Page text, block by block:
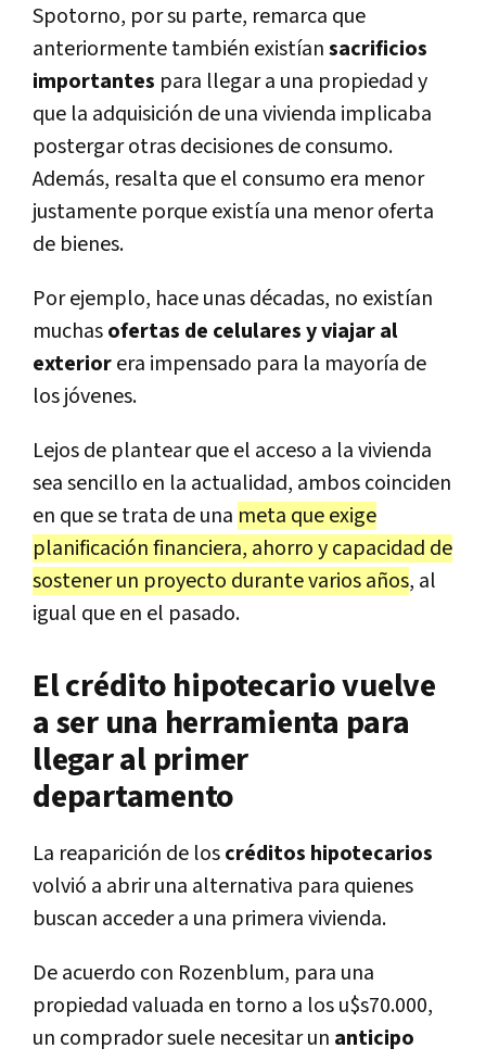
Spotorno, por su parte, remarca que
anteriormente también existíansacrificios
importantes para llegar a una propiedad y
que la adquisición de una vivienda implicaba
postergar otras decisiones de consumo.
Además, resalta que el consumo era menor
justamente porque existía una menor oferta
de bienes.
Por ejemplo, hace unas décadas, no existían
muchasofertas de celulares y viajar al
exteriorera impensado para la mayoría de
los jóvenes.
Lejos de plantear que el acceso a la vivienda
sea sencillo en la actualidad, ambos coinciden
en que se trata de una meta que exige
planificación financiera, ahorro y capacidad de
sostener un proyecto durante varios años, al
igual que en el pasado.
El crédito hipotecario vuelve
a ser una herramienta para
llegar al primer
departamento
La reaparición de loscréditos hipotecarios
volvió a abrir una alternativa para quienes
buscan acceder a una primera vivienda.
De acuerdo con Rozenblum, para una
propiedad valuada en torno a los u$s70.000,
un comprador suele necesitar un anticipo